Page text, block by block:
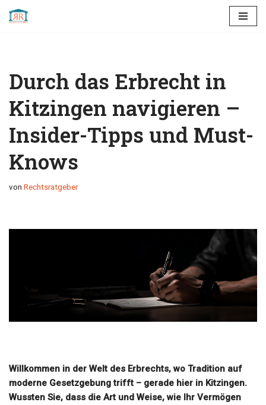
Durch das Erbrecht in
Kitzingen navigieren –
Insider-Tipps und Must-
Knows
von Rechtsratgeber
Willkommen in der Welt des Erbrechts, wo Tradition auf
moderne Gesetzgebung trifft – gerade hier in Kitzingen.
Wussten Sie, dass die Art und Weise, wie Ihr Vermögen